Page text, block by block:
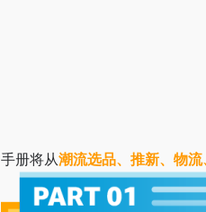
手册将从潮流选品、推新、物